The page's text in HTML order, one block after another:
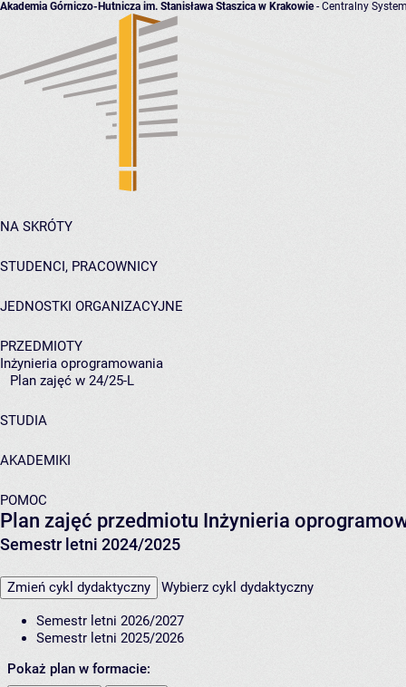
Akademia Górniczo-Hutnicza im. Stanisława Staszica w Krakowie- Centralny
NA SKRÓTY
STUDENCI, PRACOWNICY
JEDNOSTKI ORGANIZACYJNE
PRZEDMIOTY
Inżynieria oprogramowania
Plan zajęć w 24/25-L
STUDIA
AKADEMIKI
POMOC
Plan zajęć przedmiotu Inżynieria
Semestr letni 2024/2025
Zmień cykl dydaktyczny Wybierz cykl dydaktyczny
Semestr letni 2026/2027
Semestr letni 2025/2026
Pokaż plan w formacie: